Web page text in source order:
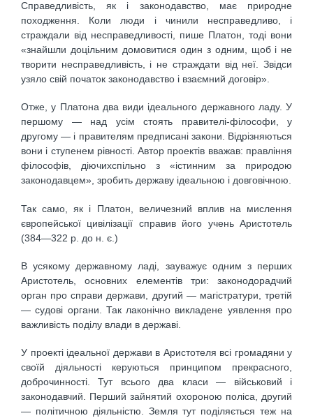
Справедливість, як і законодавство, має природне
походження. Коли люди і чинили несправедливо, і
страждали від несправедливості, пише Платон, тоді вони
«знайшли доцільним домовитися один з одним, щоб і не
творити несправедливість, і не страждати від неї. Звідси
узяло свій початок законодавство і взаємний договір».
Отже, у Платона два види ідеального державного ладу. У
першому — над усім стоять правителі-філософи, у
другому — і правителям предписані закони. Відрізняються
вони і ступенем рівності. Автор проектів вважав: правління
філософів, діючихспільно з «істинним за природою
законодавцем», зробить державу ідеальною і довговічною.
Так само, як і Платон, величезний вплив на мислення
європейської цивілізації справив його учень Аристотель
(384—322 p. до н. є.)
В усякому державному ладі, зауважує одним з перших
Аристотель, основних елементів три: законодорадчий
орган про справи держави, другий — магістратури, третій
— судові органи. Так лаконічно викладене уявлення про
важливість поділу влади в державі.
У проекті ідеальної держави в Аристотеля всі громадяни у
своїй діяльності керуються принципом прекрасного,
доброчинності. Тут всього два класи — військовий і
законодавчий. Перший зайнятий охороною поліса, другий
— політичною діяльністю. Земля тут поділяється теж на